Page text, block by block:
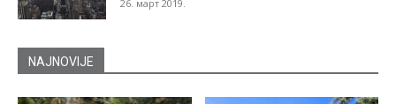
26. март 2019.
NAJNOVIJE